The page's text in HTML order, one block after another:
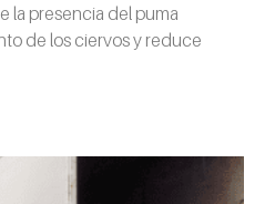
la presencia del puma
de los ciervos y reduce